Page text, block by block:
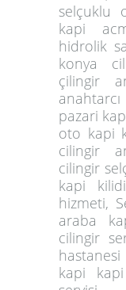
selçuklu
kapi
hidrolik
konya
çilingir
pazari
oto kapi
cilingir
cilingir
kapi
hizmeti,
araba
cilingir
kapi